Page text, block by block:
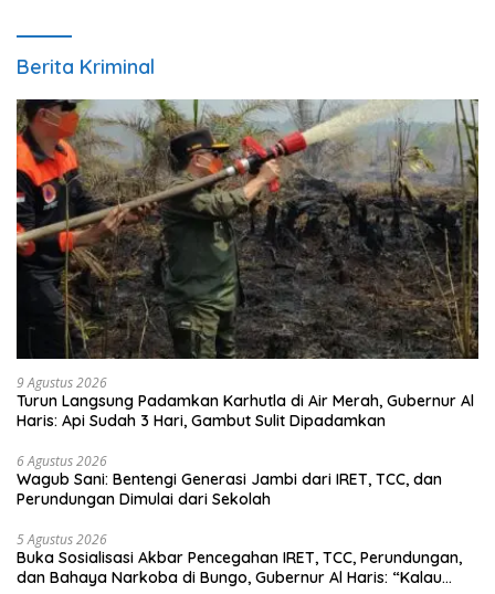
Berita Kriminal
9 Agustus 2026
Turun Langsung Padamkan Karhutla di Air Merah, Gubernur Al
Haris: Api Sudah 3 Hari, Gambut Sulit Dipadamkan
6 Agustus 2026
Wagub Sani: Bentengi Generasi Jambi dari IRET, TCC, dan
Perundungan Dimulai dari Sekolah
5 Agustus 2026
Buka Sosialisasi Akbar Pencegahan IRET, TCC, Perundungan,
dan Bahaya Narkoba di Bungo, Gubernur Al Haris: “Kalau